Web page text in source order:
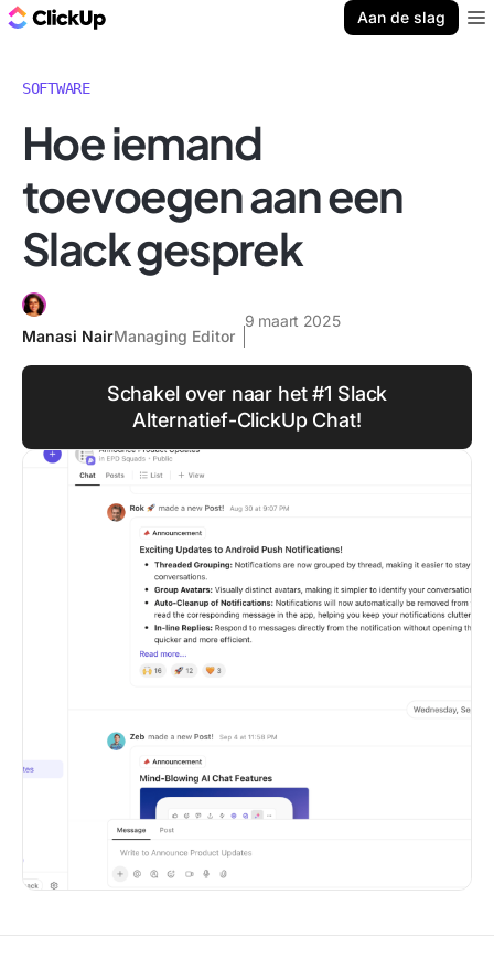
Aan de slag
SOFTWARE
Hoe iemand
toevoegen aan een
Slack gesprek
Manasi NairManaging Editor
9 maart 2025
Schakel over naar het #1 Slack
Alternatief-ClickUp Chat!